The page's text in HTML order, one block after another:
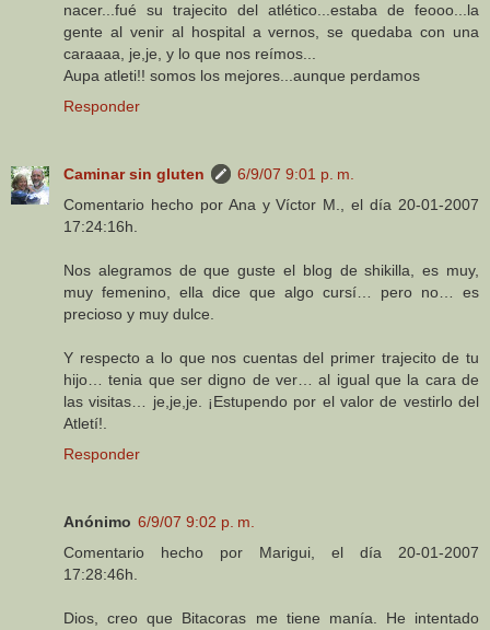
nacer...fué su trajecito del atlético...estaba de feooo...la
gente al venir al hospital a vernos, se quedaba con una
caraaaa, je,je, y lo que nos reímos...
Aupa atleti!! somos los mejores...aunque perdamos
Responder
Caminar sin gluten
6/9/07 9:01 p. m.
Comentario hecho por Ana y Víctor M., el día 20-01-2007
17:24:16h.
Nos alegramos de que guste el blog de shikilla, es muy,
muy femenino, ella dice que algo cursí… pero no… es
precioso y muy dulce.
Y respecto a lo que nos cuentas del primer trajecito de tu
hijo… tenia que ser digno de ver… al igual que la cara de
las visitas… je,je,je. ¡Estupendo por el valor de vestirlo del
Atletí!.
Responder
Anónimo 6/9/07 9:02 p. m.
Comentario hecho por Marigui, el día 20-01-2007
17:28:46h.
Dios, creo que Bitacoras me tiene manía. He intentado